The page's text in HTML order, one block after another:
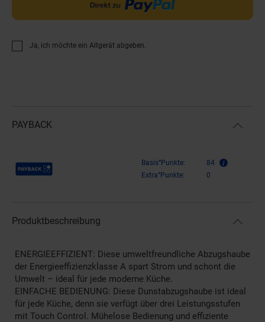
Ja, ich möchte ein Altgerät abgeben.
PAYBACK
Payback Punkte Basis°Punkte:
84
Extra°Punkte:
0
Produktbeschreibung
ENERGIEEFFIZIENT: Diese umweltfreundliche Abzugshaube
der Energieeffizienzklasse A spart Strom und schont die
Umwelt – ideal für jede moderne Küche.
EINFACHE BEDIENUNG: Diese Dunstabzugshaube ist ideal
für jede Küche, denn sie verfügt über drei Leistungsstufen
mit Touch Control. Mühelose Bedienung und effiziente